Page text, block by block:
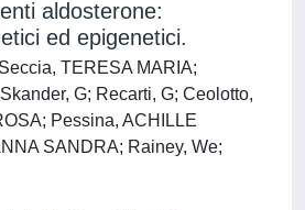
aldosterone:
ed epigenetici.
TERESA MARIA;
G; Recarti, G; Ceolotto,
Pessina, ACHILLE
SANDRA; Rainey, We;